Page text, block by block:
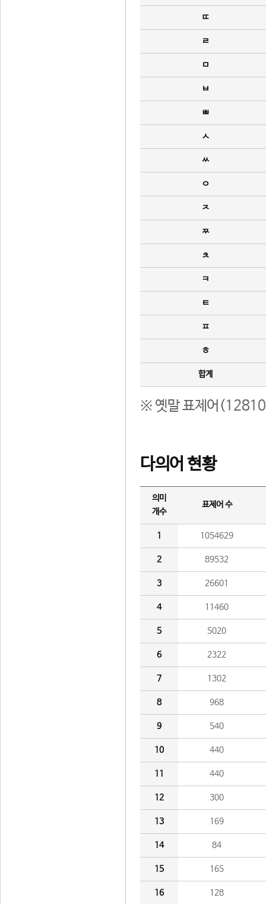
ㄸ
ㄹ
ㅁ
ㅂ
ㅃ
ㅅ
ㅆ
ㅇ
ㅈ
ㅉ
ㅊ
ㅋ
ㅌ
ㅍ
ㅎ
합계
※ 옛말 표제어(12810
다의어 현황
의미
개수
표제어 수
1 1054629
2 89532
3 26601
4 11460
5 5020
6 2322
7 1302
8 968
9 540
10 440
11 440
12 300
13 169
14 84
15 165
16 128